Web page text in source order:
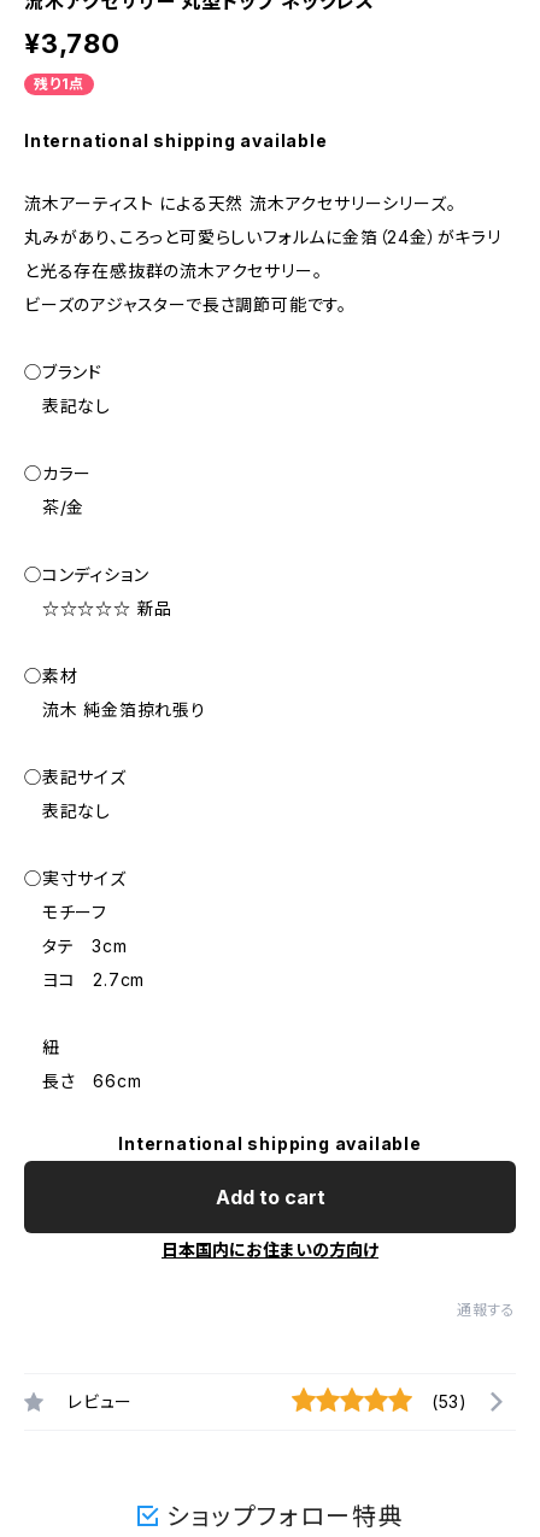
¥3,780
残り1点
International shipping available
流木アーティスト による天然 流木アクセサリーシリーズ。
丸みがあり、ころっと可愛らしいフォルムに金箔（24金）がキラリ
と光る存在感抜群の流木アクセサリー。
ビーズのアジャスターで長さ調節可能です。
◯ブランド
表記なし
◯カラー
茶/金
◯コンディション
☆☆☆☆☆ 新品
◯素材
流木 純金箔掠れ張り
◯表記サイズ
表記なし
◯実寸サイズ
モチーフ
タテ 3cm
ヨコ 2.7cm
紐
長さ 66cm
International shipping available
Add to cart
日本国内にお住まいの方向け
通報する
レビュー (53)
ショップフォロー特典